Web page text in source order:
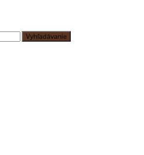
Vyhľadávanie
Mini Artist